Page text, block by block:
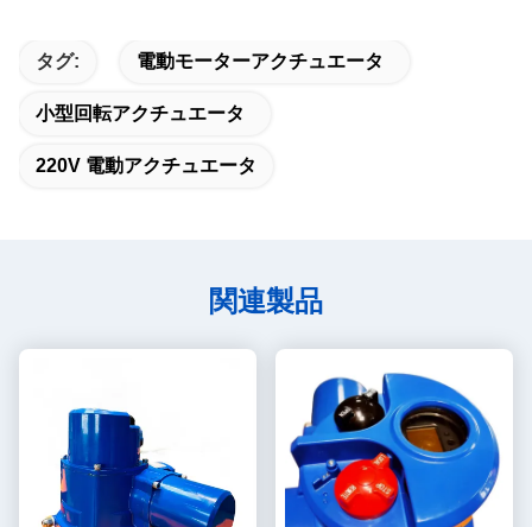
タグ: 電動モーターアクチュエータ
小型回転アクチュエータ
220V 電動アクチュエータ
関連製品